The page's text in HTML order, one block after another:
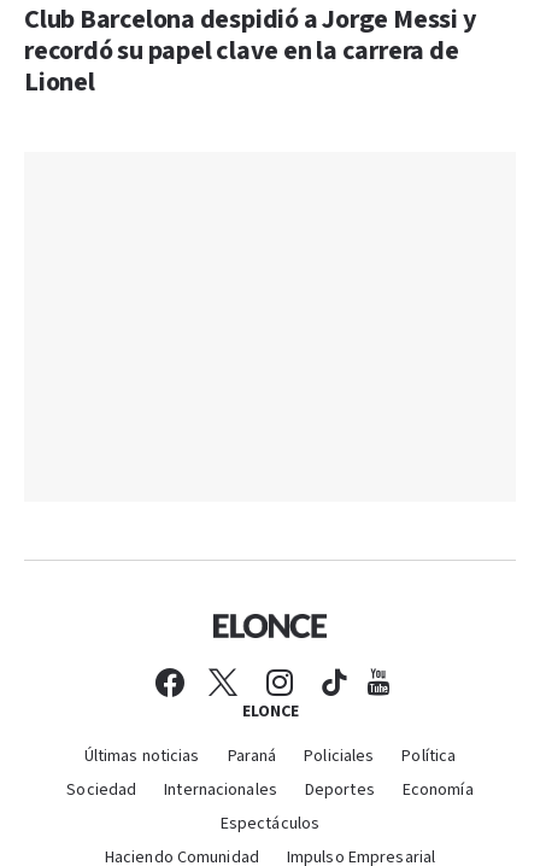
Club Barcelona despidió a Jorge Messi y
recordó su papel clave en la carrera de
Lionel
ELONCE
Últimas noticias Paraná Policiales
Política
Sociedad
Internacionales Deportes
Economía
Espectáculos
Haciendo Comunidad
Impulso Empresarial